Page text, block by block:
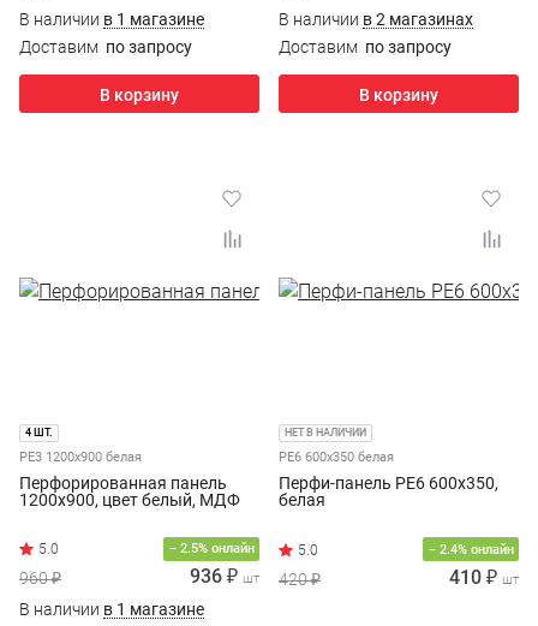
В наличии в 1 магазине
Доставим по запросу
В корзину
В наличии в 2 магазинах
Доставим по запросу
В корзину
4 ШТ.
PE3 1200х900 белая
Перфорированная панель
1200х900, цвет белый, МДФ
− 2.5% онлайн
960 ₽ 936 ₽ шт
В наличии в 1 магазине
НЕТ В НАЛИЧИИ
PE6 600х350 белая
Перфи-панель PE6 600х350,
белая
− 2.4% онлайн
420 ₽ 410 ₽ шт